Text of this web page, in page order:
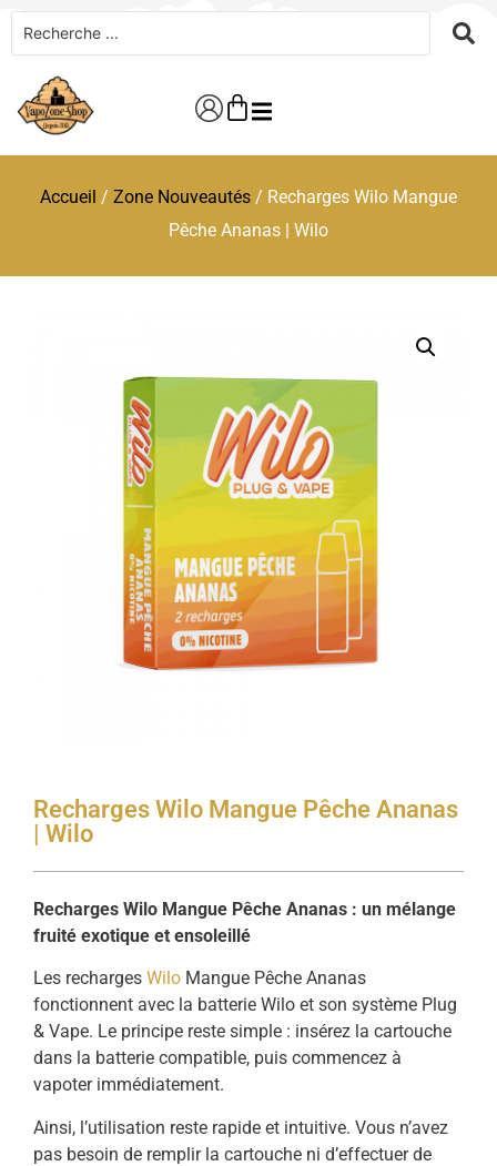
Accueil / Zone Nouveautés / Recharges Wilo Mangue
Pêche Ananas | Wilo
Recharges Wilo Mangue Pêche Ananas
| Wilo
Recharges Wilo Mangue Pêche Ananas : un mélange
fruité exotique et ensoleillé
Les recharges Wilo Mangue Pêche Ananas
fonctionnent avec la batterie Wilo et son système Plug
& Vape. Le principe reste simple : insérez la cartouche
dans la batterie compatible, puis commencez à
vapoter immédiatement.
Ainsi, l’utilisation reste rapide et intuitive. Vous n’avez
pas besoin de remplir la cartouche ni d’effectuer de